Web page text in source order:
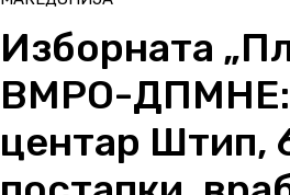
Изборната
ВМРО-ДПМНЕ:
центар Штип,